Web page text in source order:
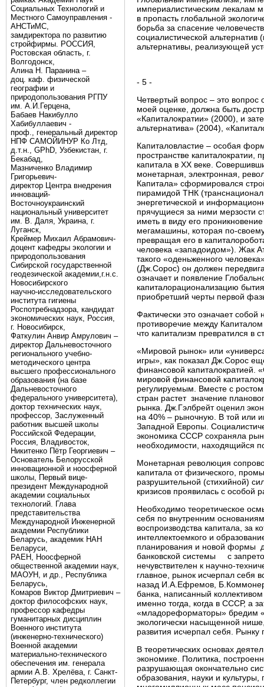
Социальных Технологий и
Местного Самоуправления -
АНСТиМС,
замдиректора по развитию
стройфирмы. РОССИЯ,
Ростовская область, г.
Волгодонск,
Алина Н. Паранина –
доц. каф. физической
географии и
природопользования РГПУ
им. А.И.Герцена,
Бабаев Накибулло
Хабибуллаевич -
проф., генеральный директор
НПФ САМОЙИНУР Ко Лтд,
д.т.н., GPhD, Узбекистан, г.
Бекабад,
Мазниченко Владимир
Григорьевич-
директор Центра внедрения
инноваций-
Восточноукраинский
национальный университет
им. В. Даля, Украина, г.
Луганск,
Креймер Михаил Абрамович-
доцент кафедры экологии и
природопользования
Сибирской государственной
геодезической академии,г.н.с.
Новосибирского
научно-исследовательского
института гигиены
Роспотребнадзора, кандидат
экономических наук, Россия,
г. Новосибирск,
Фаткулин Анвир Амрулович –
директор Дальневосточного
регионального учебно-
методического центра
высшего профессионального
образования (на базе
Дальневосточного
федерального университета),
доктор технических наук,
профессор, Заслуженный
работник высшей школы
Российской Федерации,
Россия, Владивосток,
Никитенко Пётр Георгиевич –
Основатель Белорусской
инновационной и ноосферной
школы, Первый вице-
президент Международной
академии социальных
технологий. Глава
представительства
Международной Инженерной
академии Республики
Беларусь, академик НАН
Беларуси,
РАЕН, Ноосферной
общественной академии наук,
МАОУН, и др., Республика
Беларусь,
Комаров Виктор Дмитриевич –
доктор философских наук,
профессор кафедры
гуманитарных дисциплин
Военного института
(инженерно-технического)
Военной академии
материально-технического
обеспечения им. генерала
армии А.В. Хрелёва, г. Санкт-
Петербург, член редколлегии
империалистическим лекалам
в пропасть глобальной
борьба за спасение
социалистической
альтернативы, реализующей
- 5 -
Четвертый вопрос – это
моей оценке, должна быть
«Капиталократии» (2000), и
альтернатива» (2004),
Капиталовластие – особая
пространстве
капитала в ХХ веке.
монетарная, электронная,
Капитала» сформировался
пирамидой ТНК
энергетической и
прячущиеся за ними мерзости
иметь в виду его
мегамашины, которая по-
превращая его в
человека «западоидом»). Жак
такого «оденьженного
(Дж.Сорос) он должен
означает и появление
капиталорационализацию
приобретший черты первой
Фактически это означает
противоречие между
что капитализм превратился в
«Мировой рынок» или
игры», как показал Дж.Сорос
финансовой капиталократией.
мировой финансовой
регулируемым. Вместе с ростом
стран растет значение
рынка. Дж.Гэлбрейт оценил
на 40% – рыночную. В той или
Западной Европы.
экономика СССР сохраняла
необходимости, находящийся
Монетарная революция
капитала от физического,
разрушительной (стихийной)
кризисов проявилась с особой
Необходимо теоретическое
себя по внутренним
воспроизводства капитала, за
интеллектоемкого и
планирования и новой формы
банковской системы с
нечувствителен к научно-
главное, рынок исчерпал себя
назад И.А.Ефремов,
банка, написанный
именно тогда, когда в СССР, а
«младореформаторы» бредим
экологически насыщенной
развития исчерпал себя.
В теоретических основах
экономике. Политика,
разрушающая окончательно
образования, науки и